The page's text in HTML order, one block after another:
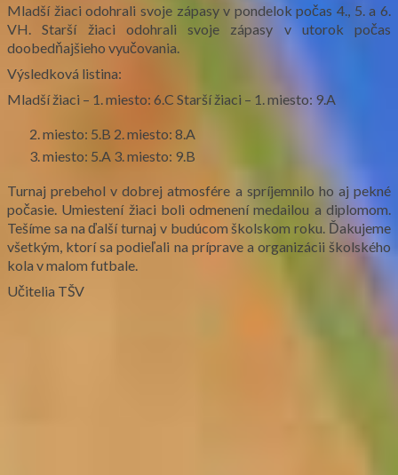
Mladší žiaci odohrali svoje zápasy v pondelok počas 4., 5. a 6.
VH. Starší žiaci odohrali svoje zápasy v utorok počas
doobedňajšieho vyučovania.
Výsledková listina:
Mladší žiaci – 1. miesto: 6.C Starší žiaci – 1. miesto: 9.A
miesto: 5.B 2. miesto: 8.A
miesto: 5.A 3. miesto: 9.B
Turnaj prebehol v dobrej atmosfére a spríjemnilo ho aj pekné
počasie. Umiestení žiaci boli odmenení medailou a diplomom.
Tešíme sa na ďalší turnaj v budúcom školskom roku. Ďakujeme
všetkým, ktorí sa podieľali na príprave a organizácii školského
kola v malom futbale.
Učitelia TŠV